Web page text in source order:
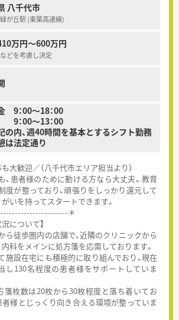
八千代市
が丘駅 (東葉高速線)
万円～600万円
どを考慮し決定
9：00～18：00
00～13：00
の内、週40時間を基本とするシフト勤務
は法定通り
大歓迎／（八千代市エリア担当より）
、患者様のために動ける方なら大丈夫。教育
度が整っており、頑張りをしっかり還元して
いを持ってスタートできます。
＊
について】
徒歩圏内の店舗で、近隣のクリニックから
科をメインに処方箋を応需しております。
設在宅にも積極的に取り組んでおり、現在
し130名程度の患者様をサポートしていま
枚数は20枚から30枚程度と落ち着いてお
者様とじっくり向き合える環境が整っていま